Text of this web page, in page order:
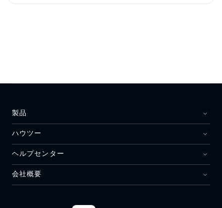
製品
ハウツー
ヘルプセンター
会社概要